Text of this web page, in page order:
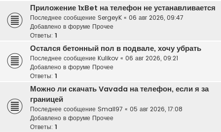
Приложение 1xBet на телефон не устанавливается
Последнее сообщение SergeyK « 06 авг 2026, 09:47
Добавлено в форуме Прочее
Ответы: 1
Остался бетонный пол в подвале, хочу убрать
Последнее сообщение Kulikov « 06 авг 2026, 09:21
Добавлено в форуме Прочее
Ответы: 1
Можно ли скачать Vavada на телефон, если я за
границей
Последнее сообщение Small97 « 05 авг 2026, 17:08
Добавлено в форуме Прочее
Ответы: 1